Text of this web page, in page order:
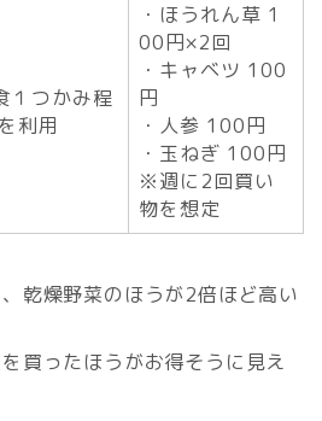
１つかみ程
利用
・ほうれん草 1
00円×2回
・キャベツ 100
円
・人参 100円
・玉ねぎ 100円
※週に2回買い
物を想定
乾燥野菜のほうが2倍ほど高い
買ったほうがお得そうに見え